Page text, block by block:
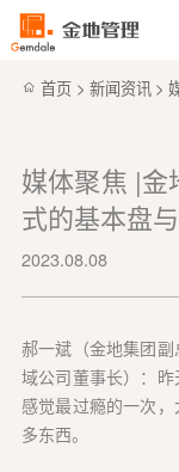
首页 > 新闻资讯 >
媒体聚焦 |金
式的基本盘
2023.08.08
郝一斌（金地集团
域公司董事长）：
感觉最过瘾的一次
多东西。